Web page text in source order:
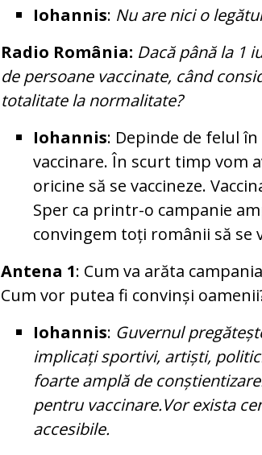
Iohannis: Nu are nici o
Radio România: Dacă până la 1
de persoane vaccinate, când
totalitate la normalitate?
Iohannis: Depinde de felul
vaccinare. În scurt timp vom
oricine să se vaccineze.
Sper ca printr-o campanie
convingem toți românii să se
Antena 1: Cum va arăta
Cum vor putea fi convinși
Iohannis: Guvernul
implicați sportivi, artiști,
foarte amplă de
pentru vaccinare.Vor exista
accesibile.